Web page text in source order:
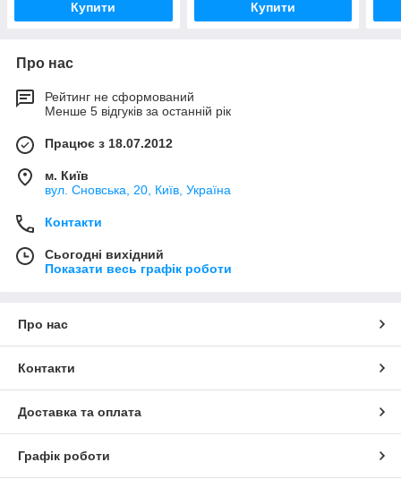
Купити Купити
Про нас
Рейтинг не сформований
Менше 5 відгуків за останній рік
Працює з 18.07.2012
м. Київ
вул. Сновська, 20, Київ, Україна
Контакти
Сьогодні вихідний
Показати весь графік роботи
Про нас
Контакти
Доставка та оплата
Графік роботи